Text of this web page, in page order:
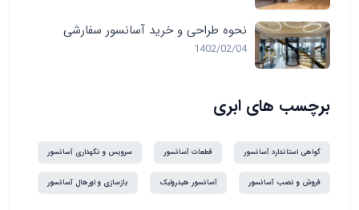
نحوه طراحی و خرید آسانسور سفارشی
1402/02/04
برچسب های ابری
گواهی استاندارد آسانسور قطعات آسانسور سرویس و نگهداری آسانسور
فروش و نصب آسانسور آسانسور هیدرولیک بازسازی و اورهال آسانسور